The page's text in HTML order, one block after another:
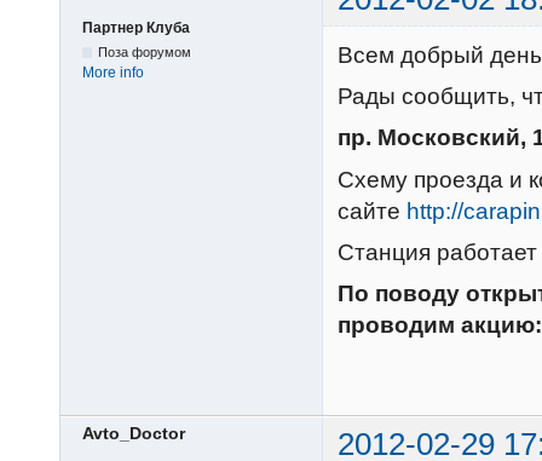
Партнер Клуба
Поза форумом
More info
Всем добрый
Рады сообщить,
пр. Московский,
Схему проезда и
сайте http://
Станция
По поводу
проводим акцию:
Avto_Doctor 2012-02-29